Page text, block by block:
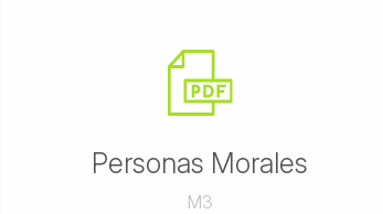
Personas Morales
M3